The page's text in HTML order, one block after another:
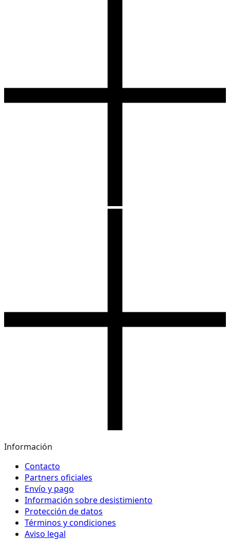
Información
Contacto
Partners oficiales
Envío y pago
Información sobre desistimiento
Protección de datos
Términos y condiciones
Aviso legal